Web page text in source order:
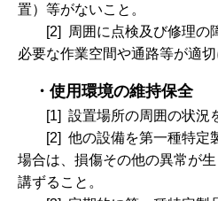
置）等がないこと。
[2] 周囲に 点検及び修理の
必要な作業空間や通路等が適
・使用環境の維持保全
[1] 設置場所の周囲の状況
[2] 他の設備を第一種特定
場合は、損傷その他の異常が
講ずること。